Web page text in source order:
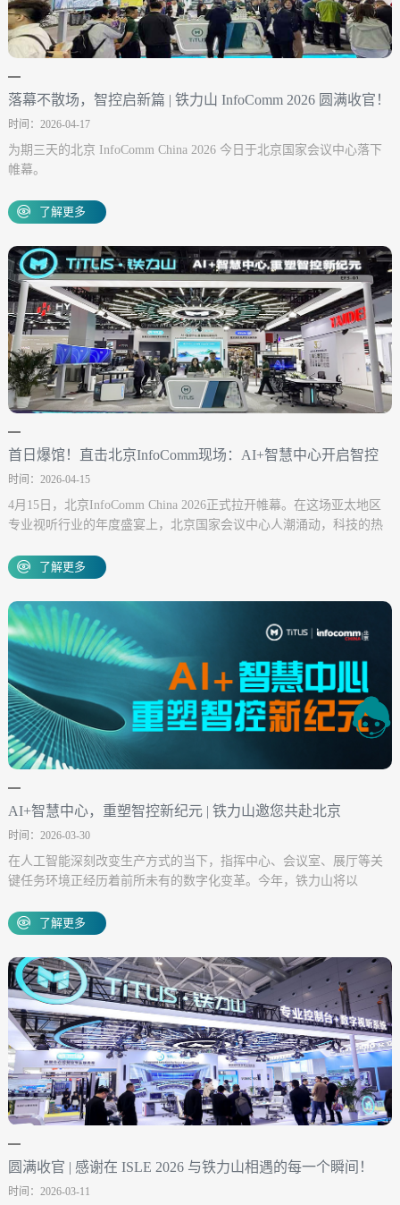
落幕不散场，智控启新篇 | 铁力山 InfoComm 2026 圆满收官！
时间：2026-04-17
为期三天的北京 InfoComm China 2026 今日于北京国家会议中心落下
帷幕。
了解更多
首日爆馆！直击北京InfoComm现场：AI+智慧中心开启智控
新纪元
时间：2026-04-15
4月15日，北京InfoComm China 2026正式拉开帷幕。在这场亚太地区
专业视听行业的年度盛宴上，北京国家会议中心人潮涌动，科技的热
式。来自全球的行业专家、合作伙伴与观展嘉宾齐聚于此，共同见证
了解更多
AI+智慧中心，重塑智控新纪元 | 铁力山邀您共赴北京
InfoComm China 20...
时间：2026-03-30
在人工智能深刻改变生产方式的当下，指挥中心、会议室、展厅等关
键任务环境正经历着前所未有的数字化变革。今年，铁力山将以
品及方案精彩亮相。
了解更多
圆满收官 | 感谢在 ISLE 2026 与铁力山相遇的每一个瞬间！
时间：2026-03-11